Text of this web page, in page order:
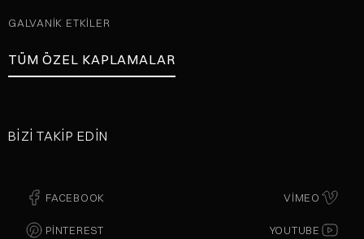
GALVANIK ETKILER
TÜM ÖZEL KAPLAMALAR
BIZI TAKIP EDIN
FACEBOOK
PINTEREST
VIMEO
YOUTUBE